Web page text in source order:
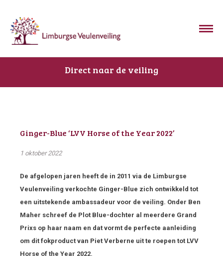
Direct naar de veiling
Ginger-Blue ‘LVV Horse of the Year 2022’
1 oktober 2022
De afgelopen jaren heeft de in 2011 via de Limburgse
Veulenveiling verkochte Ginger-Blue zich ontwikkeld tot
een uitstekende ambassadeur voor de veiling. Onder Ben
Maher schreef de Plot Blue-dochter al meerdere Grand
Prixs op haar naam en dat vormt de perfecte aanleiding
om dit fokproduct van Piet Verberne uit te roepen tot LVV
Horse of the Year 2022.